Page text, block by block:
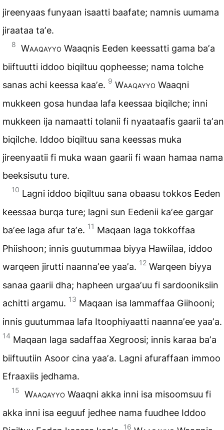
jireenyaas funyaan isaatti baafate; namnis uumama
jiraataa taʼe.
8 Waaqayyo Waaqnis Eeden keessatti gama baʼa
biiftuutti iddoo biqiltuu qopheesse; nama tolche
sanas achi keessa kaaʼe. 9 Waaqayyo Waaqni
mukkeen gosa hundaa lafa keessaa biqilche; inni
mukkeen ija namaatti tolanii fi nyaataafis gaarii taʼan
biqilche. Iddoo biqiltuu sana keessas muka
jireenyaatii fi muka waan gaarii fi waan hamaa nama
beeksisutu ture.
10 Lagni iddoo biqiltuu sana obaasu tokkos Eeden
keessaa burqa ture; lagni sun Eedenii kaʼee gargar
baʼee laga afur taʼe. 11 Maqaan laga tokkoffaa
Phiishoon; innis guutummaa biyya Hawiilaa, iddoo
warqeen jirutti naannaʼee yaaʼa. 12 Warqeen biyya
sanaa gaarii dha; hapheen urgaaʼuu fi sardooniksiin
achitti argamu. 13 Maqaan isa lammaffaa Giihooni;
innis guutummaa lafa Itoophiyaatti naannaʼee yaaʼa.
14 Maqaan laga sadaffaa Xegroosi; innis karaa baʼa
biiftuutiin Asoor cina yaaʼa. Lagni afuraffaan immoo
Efraaxiis jedhama.
15 Waaqayyo Waaqni akka inni isa misoomsuu fi
akka inni isa eeguuf jedhee nama fuudhee Iddoo
16